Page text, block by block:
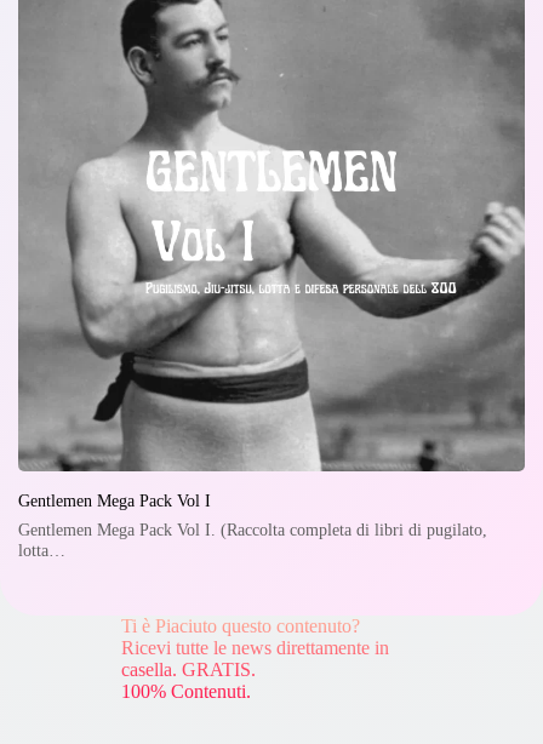
Gentlemen Mega Pack Vol I
Gentlemen Mega Pack Vol I. (Raccolta completa di libri di pugilato,
lotta…
Ti è Piaciuto questo contenuto?
Ricevi tutte le news direttamente in
casella. GRATIS.
100% Contenuti.